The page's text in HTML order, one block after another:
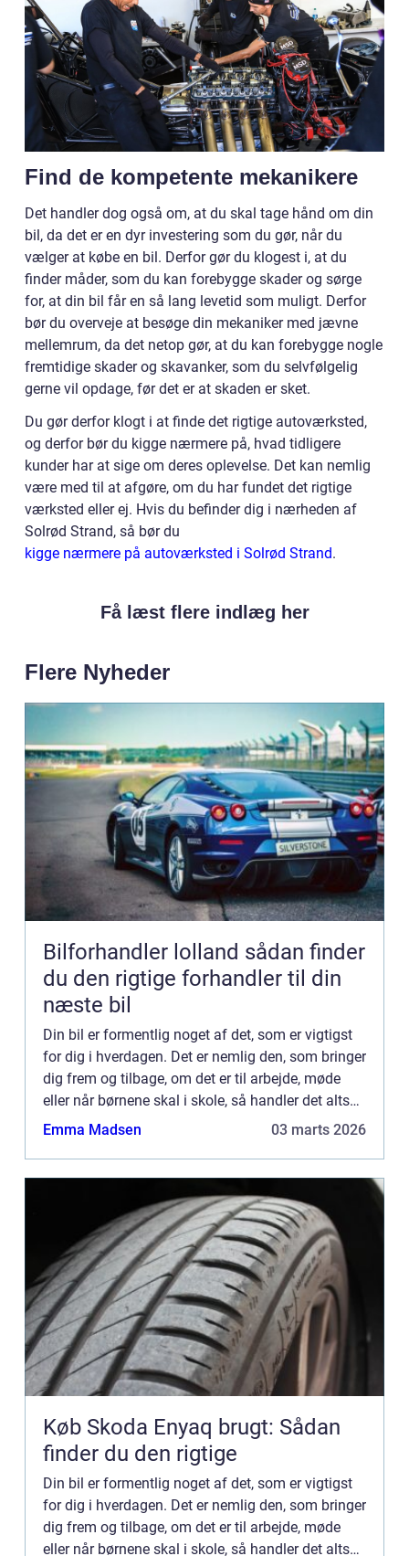
Find de kompetente mekanikere
Det handler dog også om, at du skal tage hånd om din
bil, da det er en dyr investering som du gør, når du
vælger at købe en bil. Derfor gør du klogest i, at du
finder måder, som du kan forebygge skader og sørge
for, at din bil får en så lang levetid som muligt. Derfor
bør du overveje at besøge din mekaniker med jævne
mellemrum, da det netop gør, at du kan forebygge nogle
fremtidige skader og skavanker, som du selvfølgelig
gerne vil opdage, før det er at skaden er sket.
Du gør derfor klogt i at finde det rigtige autoværksted,
og derfor bør du kigge nærmere på, hvad tidligere
kunder har at sige om deres oplevelse. Det kan nemlig
være med til at afgøre, om du har fundet det rigtige
værksted eller ej. Hvis du befinder dig i nærheden af
Solrød Strand, så bør du
kigge nærmere på autoværksted i Solrød Strand.
Få læst flere indlæg her
Flere Nyheder
Bilforhandler lolland sådan finder
du den rigtige forhandler til din
næste bil
Din bil er formentlig noget af det, som er vigtigst
for dig i hverdagen. Det er nemlig den, som bringer
dig frem og tilbage, om det er til arbejde, møde
eller når børnene skal i skole, så handler det altså
bare om, at den skal kunne køre. Den skal og...
Emma Madsen 03 marts 2026
Køb Skoda Enyaq brugt: Sådan
finder du den rigtige
Din bil er formentlig noget af det, som er vigtigst
for dig i hverdagen. Det er nemlig den, som bringer
dig frem og tilbage, om det er til arbejde, møde
eller når børnene skal i skole, så handler det altså